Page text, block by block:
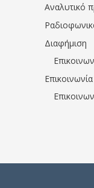
Αναλυτικό
Διαφήμιση
Επικοινωνία